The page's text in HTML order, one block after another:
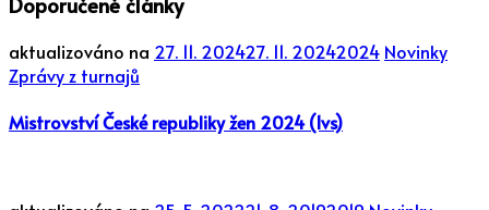
aktualizováno na 27. 11. 202427. 11. 20242024 Novinky
Zprávy z turnajů
Mistrovství České republiky žen 2024 (1vs)